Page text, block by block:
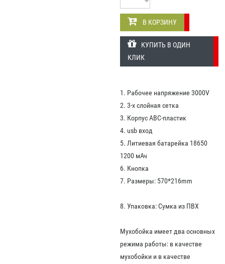
В КОРЗИНУ
КУПИТЬ В ОДИН
КЛИК
1. Рабочее напряжение 3000V
2. 3-х слойная сетка
3. Корпус АBC-пластик
4. usb вход
5. Литиевая батарейка 18650
1200 мАч
6. Кнопка
7. Размеры: 570*216mm
8. Упаковка: Сумка из ПВХ
Мухобойка имеет два основных
режима работы: в качестве
мухобойки и в качестве